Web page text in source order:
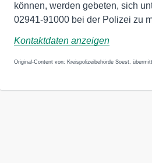
können, werden gebeten, sich
02941-91000 bei der Polizei zu
Kontaktdaten anzeigen
Original-Content von: Kreispolizeibehörde Soest,